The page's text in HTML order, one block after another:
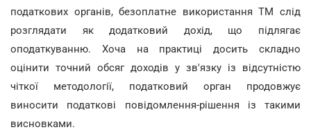
податкових органів, безоплатне використання ТМ слід
розглядати як додатковий дохід, що підлягає
оподаткуванню. Хоча на практиці досить складно
оцінити точний обсяг доходів у зв'язку із відсутністю
чіткої методології, податковий орган продовжує
виносити податкові повідомлення-рішення із такими
висновками.